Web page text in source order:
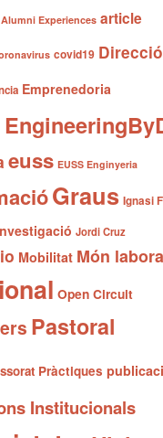
Alumni Experiences article
covid19 Direcció
Emprenedoria
euss EUSS Enginyeria
Graus Ignasi
Jordi Cruz
Mobilitat Món
Open Circuit
Pastoral
Pràctiques
Institucionals